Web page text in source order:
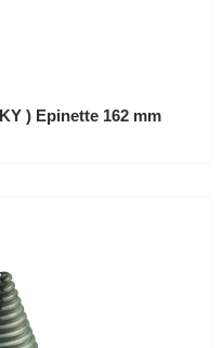
) Epinette 162 mm